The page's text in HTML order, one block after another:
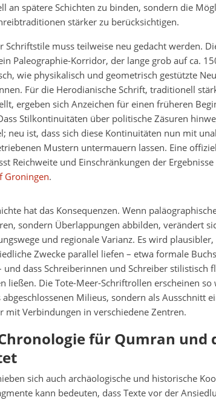
an spätere Schichten zu binden, sondern die
stärker zu berücksichtigen.
Schriftstile muss teilweise neu gedacht werden.
Paleographie-Korridor, der lange grob auf ca.
wie physikalisch und geometrisch gestützte
Für die Herodianische Schrift, traditionell
ergeben sich Anzeichen für einen früheren
Stilkontinuitäten über politische Zäsuren
neu ist, dass sich diese Kontinuitäten nun mit
Mustern untermauern lassen. Eine
Reichweite und Einschränkungen der
Groningen.
hat das Konsequenzen. Wenn
sondern Überlappungen abbilden, verändert
und regionale Varianz. Es wird
Zwecke parallel liefen – etwa formale
und dass Schreiberinnen und Schreiber stilistisch
ließen. Die Tote-Meer-Schriftrollen erscheinen so
Milieus, sondern als Ausschnitt
mit Verbindungen in verschiedene Zentren.
für Qumran und
sich auch archäologische und historische
kann bedeuten, dass Texte vor der